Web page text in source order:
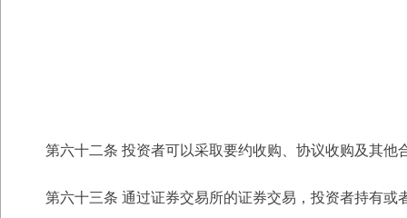
第六十二条 投资者可以采取要约收购、协议收购及其他
第六十三条 通过证券交易所的证券交易，投资者持有